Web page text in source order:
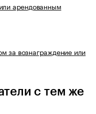
арендованным
за вознаграждение или
с тем же